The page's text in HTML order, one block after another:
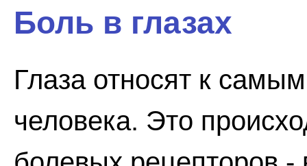
Боль в глазах
Глаза относят к
человека. Это